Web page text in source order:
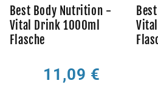
Best Body Nutrition -
Vital Drink 1000ml
Flasche
Normaler
Preis
11,09 €